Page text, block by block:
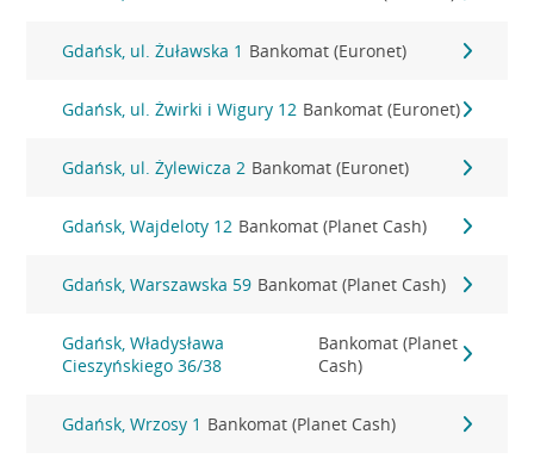
Gdańsk, ul. Żuławska 1 Bankomat (Euronet)
Gdańsk, ul. Żwirki i Wigury 12 Bankomat (Euronet)
Gdańsk, ul. Żylewicza 2 Bankomat (Euronet)
Gdańsk, Wajdeloty 12 Bankomat (Planet Cash)
Gdańsk, Warszawska 59 Bankomat (Planet Cash)
Gdańsk, Władysława
Cieszyńskiego 36/38
Bankomat (Planet
Cash)
Gdańsk, Wrzosy 1 Bankomat (Planet Cash)